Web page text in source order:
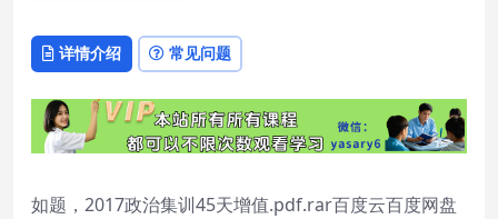
详情介绍 常见问题
如题，2017政治集训45天增值.pdf.rar百度云百度网盘